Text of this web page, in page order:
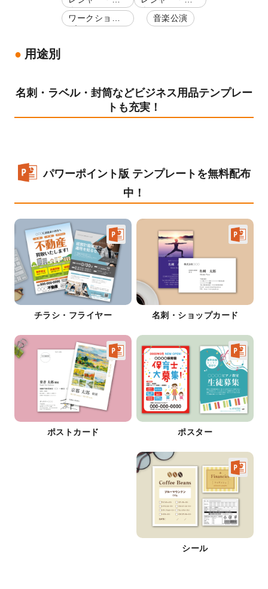
楽
ワークショッ
プ
楽
音楽公演
用途別
名刺・ラベル・封筒などビジネス用品テンプレー
トも充実！
パワーポイント版 テンプレートを無料配布
中！
チラシ・フライヤー 名刺・ショップカード
ポストカード ポスター
シール